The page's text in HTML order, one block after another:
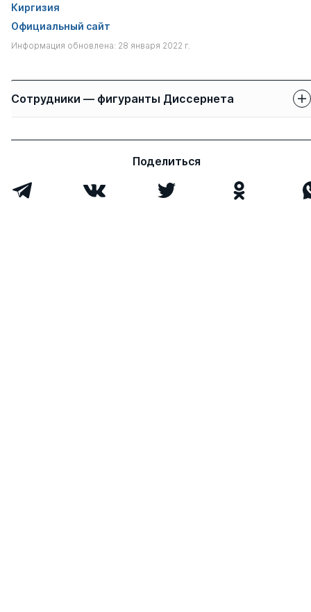
Киргизия
Официальный сайт
Информация обновлена: 28 января 2022 г.
Сотрудники — фигуранты Диссернета
Имя Степень
свои
Артыкбаева Гульмира
Шайкыдиновна
Поделиться